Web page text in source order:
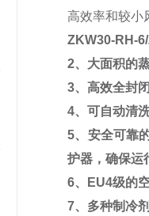
高效率和较小
ZKW30-RH-
2、大面积的
3、高效全封
4、可自动清
5、安全可靠
护器，确保运
6、EU4级的
7、多种制冷